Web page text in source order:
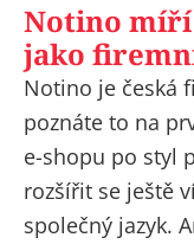
Notino míří
jako
Notino je česká
poznáte to na
e-shopu po styl
rozšířit se ještě
společný jazyk.